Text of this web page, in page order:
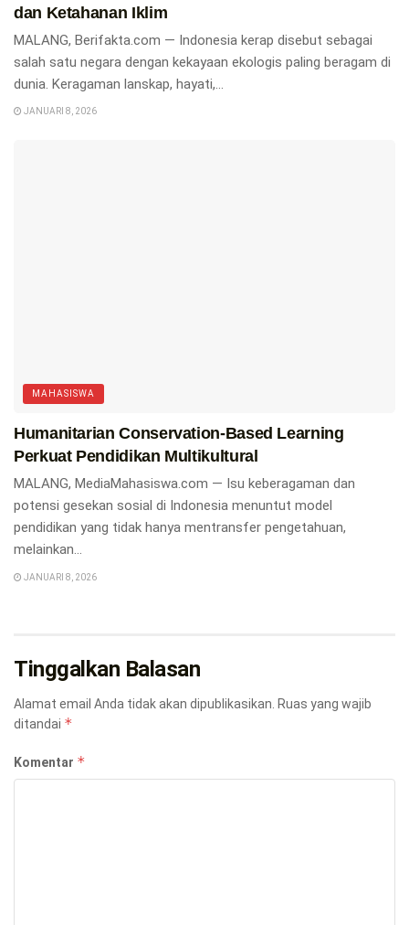
dan Ketahanan Iklim
MALANG, Berifakta.com — Indonesia kerap disebut sebagai
salah satu negara dengan kekayaan ekologis paling beragam di
dunia. Keragaman lanskap, hayati,...
JANUARI 8, 2026
MAHASISWA
Humanitarian Conservation-Based Learning
Perkuat Pendidikan Multikultural
MALANG, MediaMahasiswa.com — Isu keberagaman dan
potensi gesekan sosial di Indonesia menuntut model
pendidikan yang tidak hanya mentransfer pengetahuan,
melainkan...
JANUARI 8, 2026
Tinggalkan Balasan
Alamat email Anda tidak akan dipublikasikan. Ruas yang wajib
ditandai *
Komentar *